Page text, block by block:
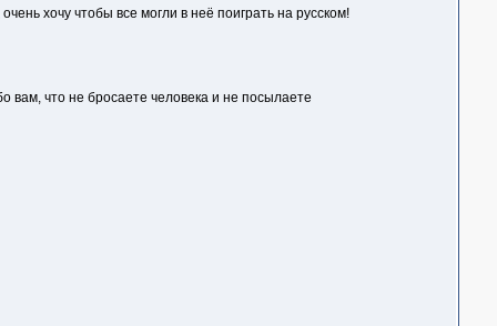
хочу чтобы все могли в неё поиграть на русском!
вам, что не бросаете человека и не посылаете